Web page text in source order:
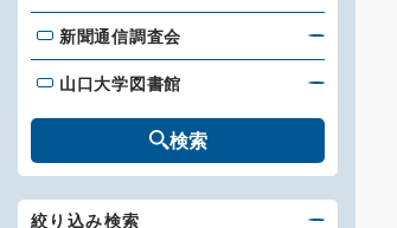
新聞通信調査会
新聞通信調査会
山口大学図書館
山口大学図書館
検索
絞り込み検索